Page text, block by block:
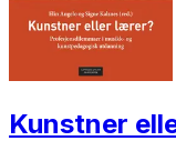
Kunstner